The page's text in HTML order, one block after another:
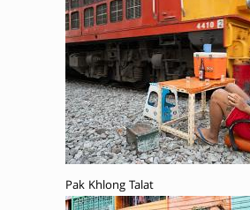
Pak Khlong Talat